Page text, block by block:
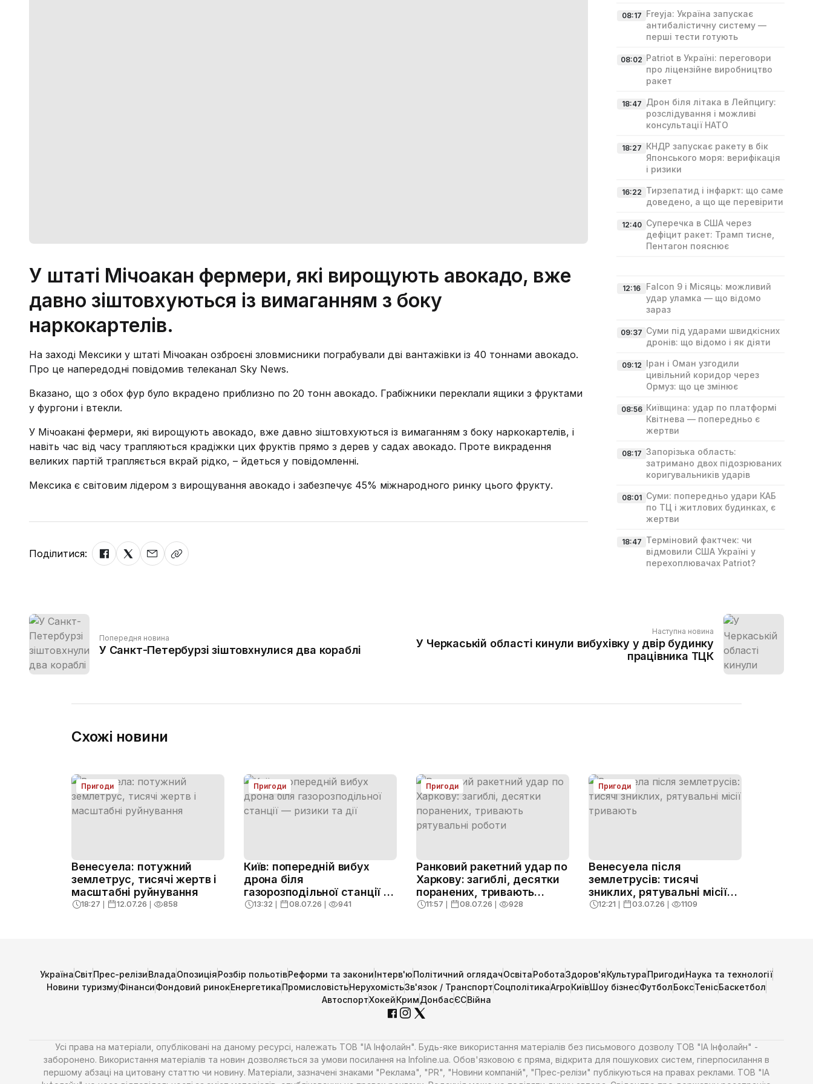
У штаті Мічоакан фермери, які вирощують авокадо, вже
давно зіштовхуються із вимаганням з боку
наркокартелів.
На заході Мексики у штаті Мічоакан озброєні зловмисники пограбували дві вантажівки із 40 тоннами авокадо.
Про це напередодні повідомив телеканал Sky News.
Вказано, що з обох фур було вкрадено приблизно по 20 тонн авокадо. Грабіжники переклали ящики з фруктами
у фургони і втекли.
У Мічоакані фермери, які вирощують авокадо, вже давно зіштовхуються із вимаганням з боку наркокартелів, і
навіть час від часу трапляються крадіжки цих фруктів прямо з дерев у садах авокадо. Проте викрадення
великих партій трапляється вкрай рідко, – йдеться у повідомленні.
Мексика є світовим лідером з вирощування авокадо і забезпечує 45% міжнародного ринку цього фрукту.
Поділитися:
08:17 Freyja: Україна запускає
антибалістичну систему —
перші тести готують
08:02 Patriot в Україні: переговори
про ліцензійне виробництво
ракет
18:47 Дрон біля літака в Лейпцигу:
розслідування і можливі
консультації НАТО
18:27 КНДР запускає ракету в бік
Японського моря: верифікація
і ризики
16:22 Тирзепатид і інфаркт: що саме
доведено, а що ще перевірити
12:40 Суперечка в США через
дефіцит ракет: Трамп тисне,
Пентагон пояснює
12:16
Falcon 9 і Місяць: можливий
удар уламка — що відомо
зараз
09:37 Суми під ударами швидкісних
дронів: що відомо і як діяти
09:12 Іран і Оман узгодили
цивільний коридор через
Ормуз: що це змінює
08:56 Київщина: удар по платформі
Квітнева — попередньо є
жертви
08:17 Запорізька область:
затримано двох підозрюваних
коригувальників ударів
08:01 Суми: попередньо удари КАБ
по ТЦ і житлових будинках, є
жертви
18:47 Терміновий фактчек: чи
відмовили США Україні у
перехоплювачах Patriot?
Попередня новина
У Санкт-Петербурзі зіштовхнулися два кораблі
Наступна новина
У Черкаській області кинули вибухівку у двір будинку
працівника ТЦК
Схожі новини
Пригоди
Венесуела: потужний
землетрус, тисячі жертв і
масштабні руйнування
18:27 ❘ 12.07.26 ❘ 858
Пригоди
Київ: попередній вибух
дрона біля
газорозподільної станції —
ризики та дії
13:32 ❘ 08.07.26 ❘ 941
Пригоди
Ранковий ракетний удар по
Харкову: загиблі, десятки
поранених, тривають
рятувальні роботи
11:57 ❘ 08.07.26 ❘ 928
Пригоди
Венесуела після
землетрусів: тисячі
зниклих, рятувальні місії
тривають
12:21 ❘ 03.07.26 ❘ 1109
УкраїнаСвітПрес-релізиВладаОпозиціяРозбір польотівРеформи та закониІнтерв'юПолітичний оглядачОсвітаРоботаЗдоров'яКультураПригодиНаука та технології
Новини туризмуФінансиФондовий ринокЕнергетикаПромисловістьНерухомістьЗв'язок / ТранспортСоцполітикаАгроКиївШоу бізнесФутболБоксТенісБаскетбол
АвтоспортХокейКримДонбасЄСВійна
Усі права на матеріали, опубліковані на даному ресурсі, належать ТОВ "ІА Інфолайн". Будь-яке використання матеріалів без письмового дозволу ТОВ "ІА Інфолайн" -
заборонено. Використання матеріалів та новин дозволяється за умови посилання на Infoline.ua. Обов'язковою є пряма, відкрита для пошукових систем, гіперпосилання в
першому абзаці на цитовану статтю чи новину. Матеріали, зазначені знаками "Реклама", "PR", "Новини компаній", "Прес-релізи" публікуються на правах реклами. ТОВ "ІА